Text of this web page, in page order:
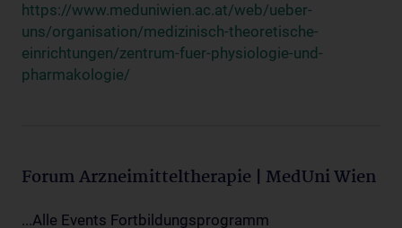
https://www.meduniwien.ac.at/web/ueber-
uns/organisation/medizinisch-theoretische-
einrichtungen/zentrum-fuer-physiologie-und-
pharmakologie/
Forum Arzneimitteltherapie | MedUni Wien
...Alle Events Fortbildungsprogramm